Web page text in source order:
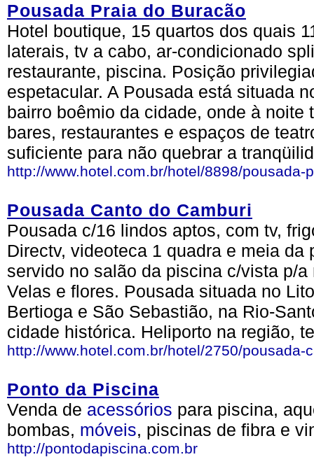
Pousada Praia do Buracão
Hotel boutique, 15 quartos dos quais
laterais, tv a cabo, ar-condicionado
restaurante, piscina. Posição
espetacular. A Pousada está situada
bairro boêmio da cidade, onde à
bares, restaurantes e espaços de
suficiente para não quebrar a
http://www.hotel.com.br/hotel/8898/pousada-
Pousada Canto do Camburi
Pousada c/16 lindos aptos, com tv,
Directv, videoteca 1 quadra e meia
servido no salão da piscina c/vista p/
Velas e flores. Pousada situada no
Bertioga e São Sebastião, na Rio-
cidade histórica. Heliporto na região,
http://www.hotel.com.br/hotel/2750/pousada-
Ponto da Piscina
Venda de acessórios para piscina,
bombas, móveis, piscinas de fibra e
http://pontodapiscina.com.br